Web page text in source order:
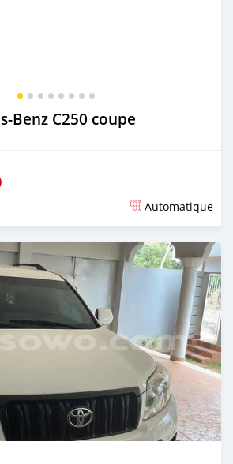
Benz C250 coupe
Automatique
ans